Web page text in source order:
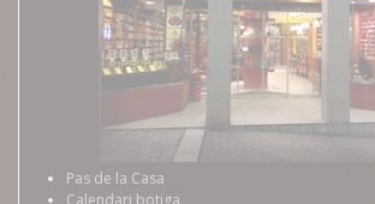
Pas de la Casa
Calendari botiga